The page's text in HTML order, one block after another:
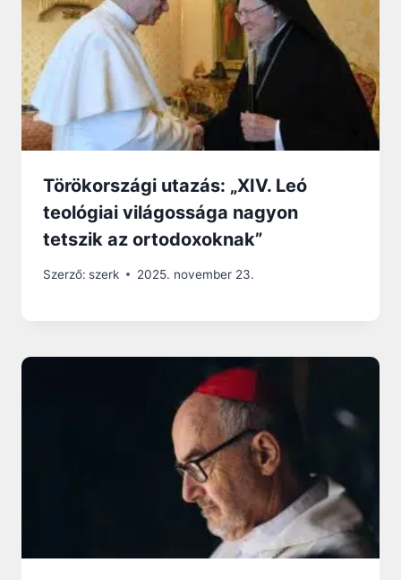
Törökországi utazás: „XIV. Leó
teológiai világossága nagyon
tetszik az ortodoxoknak”
Szerző: szerk 2025. november 23.